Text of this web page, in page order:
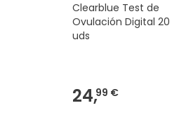
Clearblue Test de
Ovulación Digital 20
uds
24,99 €